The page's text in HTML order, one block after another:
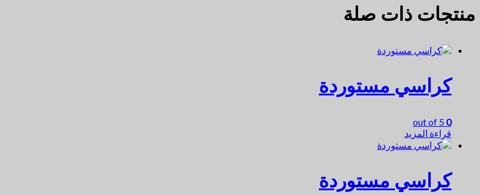
منتجات ذات صلة
كراسي مستوردة
0
قراءة المزيد
كراسي مستوردة